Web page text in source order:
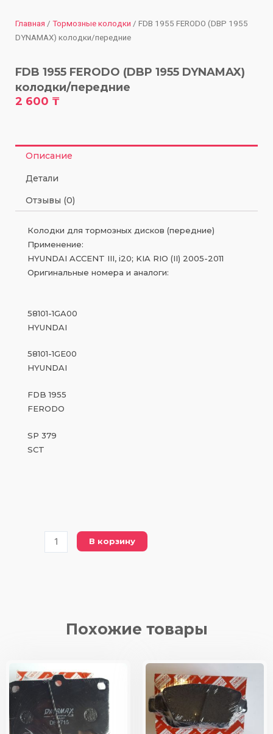
Главная / Тормозные колодки / FDB 1955 FERODO (DBP 1955
DYNAMAX) колодки/передние
FDB 1955 FERODO (DBP 1955 DYNAMAX)
колодки/передние
2 600 ₸
Описание
Детали
Отзывы (0)
Колодки для тормозных дисков (передние)
Применение:
HYUNDAI ACCENT III, i20; KIA RIO (II) 2005-2011
Оригинальные номера и аналоги:
58101-1GA00
HYUNDAI
58101-1GE00
HYUNDAI
FDB 1955
FERODO
SP 379
SCT
Количество
товара
DYNAMAX)
В корзину
Похожие товары